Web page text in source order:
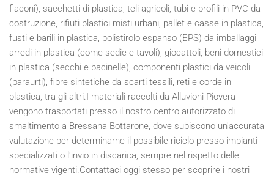
flaconi), sacchetti di plastica, teli agricoli, tubi e profili in PVC da
costruzione, rifiuti plastici misti urbani, pallet e casse in plastica,
fusti e barili in plastica, polistirolo espanso (EPS) da imballaggi,
arredi in plastica (come sedie e tavoli), giocattoli, beni domestici
in plastica (secchi e bacinelle), componenti plastici da veicoli
(paraurti), fibre sintetiche da scarti tessili, reti e corde in
plastica, tra gli altri.I materiali raccolti da Alluvioni Piovera
vengono trasportati presso il nostro centro autorizzato di
smaltimento a Bressana Bottarone, dove subiscono un'accurata
valutazione per determinarne il possibile riciclo presso impianti
specializzati o l'invio in discarica, sempre nel rispetto delle
normative vigenti.Contattaci oggi stesso per scoprire i nostri